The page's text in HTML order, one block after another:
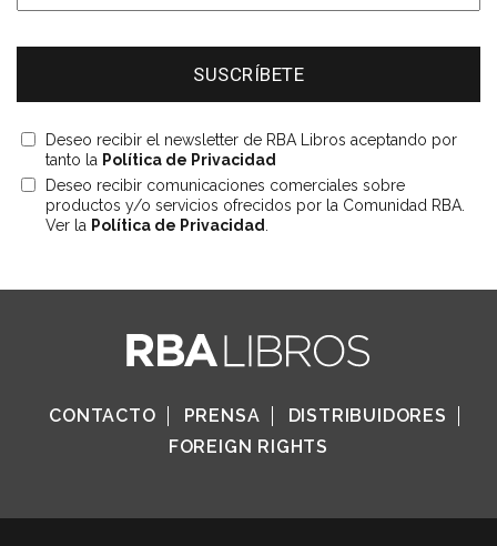
Deseo recibir el newsletter de RBA Libros aceptando por
tanto la Política de Privacidad
Deseo recibir comunicaciones comerciales sobre
productos y/o servicios ofrecidos por la Comunidad RBA.
Ver la Política de Privacidad
CONTACTO PRENSA
DISTRIBUIDORES
FOREIGN RIGHTS